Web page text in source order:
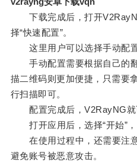
下载完成后，打开
择“快速配置”。
这里用户可以选择手动配置
手动配置需要根据自己的翻
描二维码则更加便捷，只需要
行扫描即可。
配置完成后，V2RayNG就
打开应用后，选择“开始”，
在使用过程中，还需要注意
避免账号被恶意攻击。